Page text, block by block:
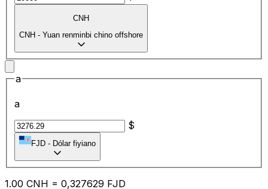
CNH
CNH - Yuan renminbi chino offshore
a
a
$
FJD - Dólar fiyiano
1.00 CNH = 0,327629 FJD